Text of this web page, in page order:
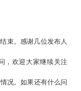
束。感谢几位发布人
，欢迎大家继续关注
况。如果还有什么问